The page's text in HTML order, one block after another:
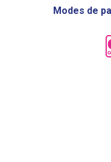
Modes de